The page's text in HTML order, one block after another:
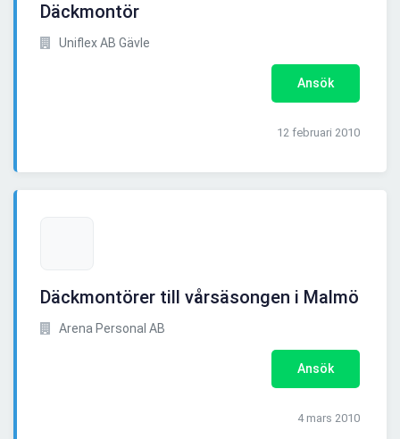
Däckmontör
Uniflex AB Gävle
Ansök
12 februari 2010
Däckmontörer till vårsäsongen i Malmö
Arena Personal AB
Ansök
4 mars 2010